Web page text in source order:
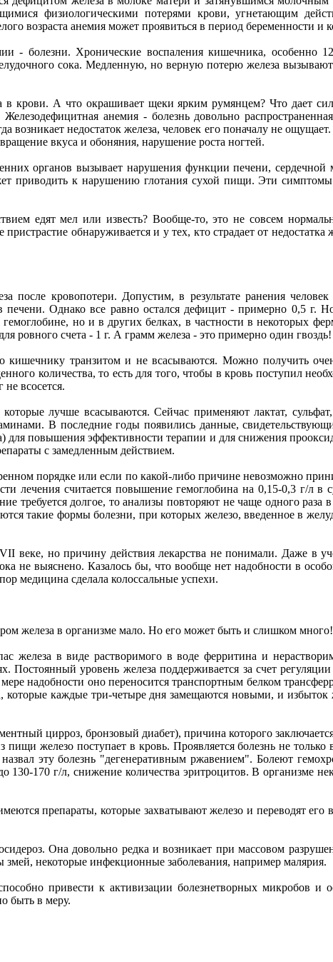
физиологическими потерями крови, угнетающим
возраста анемия может проявиться в период беременности и
- болезни. Хронические воспаления кишечника, особенно
сока. Медленную, но верную потерю железа
в крови. А что окрашивает щеки ярким румянцем? Что дает
анемия - болезнь довольно
возникает недостаток железа, человек его поначалу не
вкуса и обоняния, нарушение роста ногтей.
органов вызывает нарушения функции печени,
приводить к нарушению глотания сухой пищи. Эти
едят мел или известь? Вообще-то, это не совсем
обнаруживается и у тех, кто страдает от
после кровопотери. Допустим, в результате ранения
печени. Однако все равно остался дефицит - примерно 0,5 г.
но и в других белках, в частности в некоторых
ровного счета - 1 г. А грамм железа - это примерно один
кишечнику транзитом и не всасываются. Можно получить
количества, то есть для того, чтобы в кровь поступил
не всосется.
лучше всасываются. Сейчас применяют лактат,
В последние годы появились данные,
для повышения эффективности терапии и для снижения
с замедленным действием.
порядке или если по какой-либо причине невозможно
лечения считается повышение гемоглобина на 0,15-0,3 г/л
требуется долгое, то анализы повторяют не чаще одного раза
такие формы болезни, при которых железо, введенное в
веке, но причину действия лекарства не понимали. Даже в
не выяснено. Казалось бы, что вообще нет надобности в
медицина сделала колоссальные успехи.
железа в организме мало. Но его может быть и слишком много!
железа в виде растворимого в воде ферритина и
Постоянный уровень железа поддерживается за счет
надобности оно переносится транспортным белком
которые каждые три-четыре дня замещаются новыми, и
цирроз, бронзовый диабет), причина которого
пищи железо поступает в кровь. Проявляется болезнь не
эту болезнь "дегенеративным ржавением". Болеют
170 г/л, снижение количества эритроцитов. В организме
препараты, которые захватывают железо и переводят
Она довольно редка и возникает при массовом
некоторые инфекционные заболевания, например малярия.
привести к активизации болезнетворных микробов и
быть в меру.